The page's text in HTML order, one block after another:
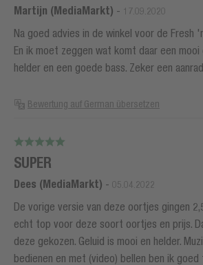
Martijn (MediaMarkt) - 17.09.2020
Na goed advies in de winkel voor de Fresh
En ik moet zeggen wat komt daar een mooi
helder en een goede bass. Zeker een
Bewertung auf German übersetzen
SUPER
Dees (MediaMarkt) - 05.04.2022
De vorige versie van deze oortjes gingen
echt top voor deze soort oortjes en prijs.
deze gekozen. Geluid is mooi en helder.
bedienen en met (video) bellen ben ik